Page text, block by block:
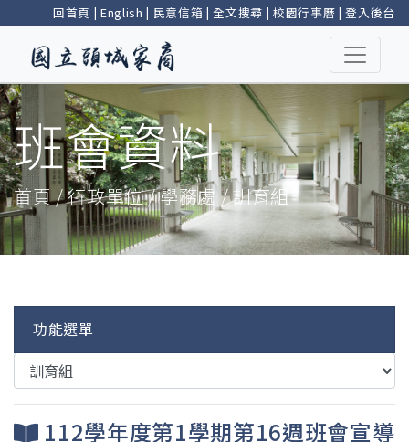
回首頁 | English | 民意信箱 |全文搜尋 | 校園行事曆 |登入後台
班會資料
首頁 / 行政單位 / 學務處 / 訓育組
功能選單
112學年度第1學期第16週班會宣導